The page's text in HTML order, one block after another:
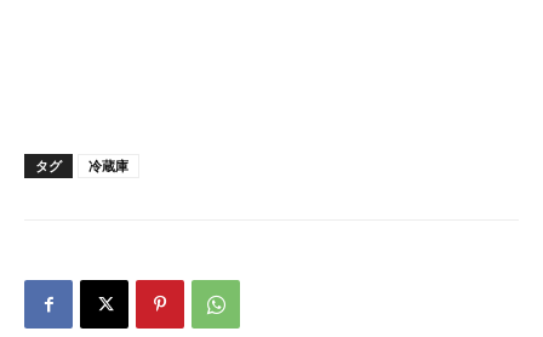
タグ 冷蔵庫